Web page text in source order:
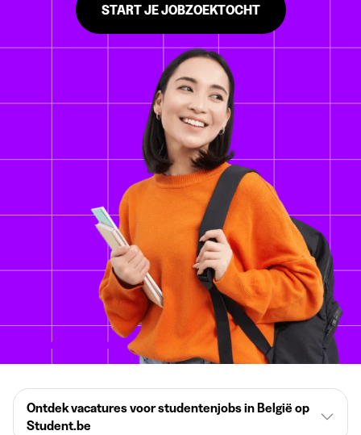
START JE JOBZOEKTOCHT
Ontdek vacatures voor studentenjobs in België op
Student.be